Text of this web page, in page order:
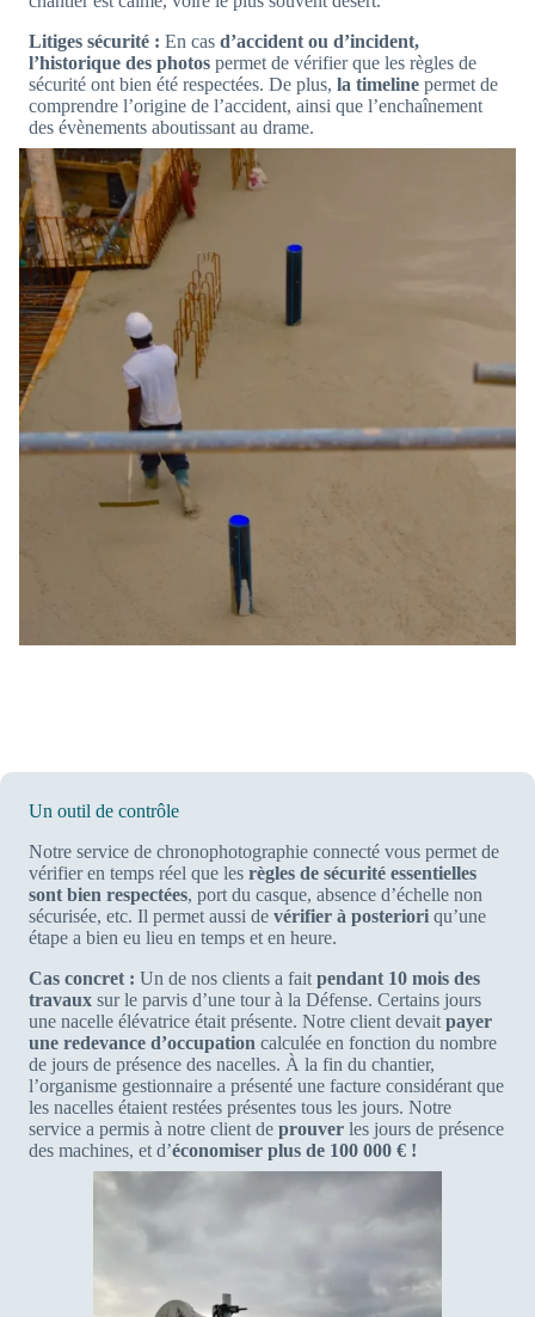
Litiges sécurité : En cas d’accident ou d’incident,
l’historique des photos permet de vérifier que les règles de
sécurité ont bien été respectées. De plus, la timeline permet de
comprendre l’origine de l’accident, ainsi que l’enchaînement
des évènements aboutissant au drame.
Un outil de contrôle
Notre service de chronophotographie connecté vous permet de
vérifier en temps réel que les règles de sécurité essentielles
sont bien respectées, port du casque, absence d’échelle non
sécurisée, etc. Il permet aussi de vérifier à posteriori qu’une
étape a bien eu lieu en temps et en heure.
Cas concret : Un de nos clients a fait pendant 10 mois des
travaux sur le parvis d’une tour à la Défense. Certains jours
une nacelle élévatrice était présente. Notre client devait payer
une redevance d’occupation calculée en fonction du nombre
de jours de présence des nacelles. À la fin du chantier,
l’organisme gestionnaire a présenté une facture considérant que
les nacelles étaient restées présentes tous les jours. Notre
service a permis à notre client de prouver les jours de présence
des machines, et d’économiser plus de 100 000 € !